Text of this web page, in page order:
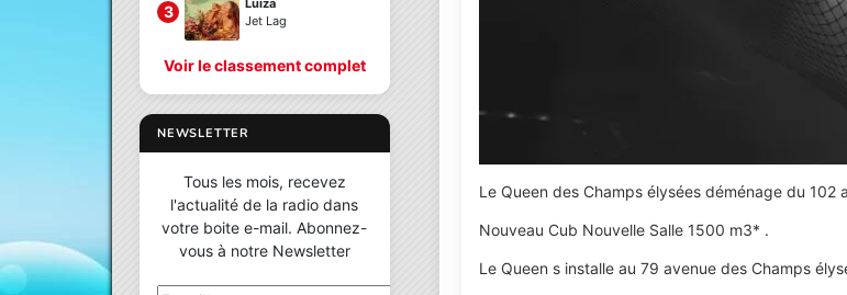
3
Luiza
Jet Lag
Voir le classement complet
NEWSLETTER
Tous les mois, recevez
l'actualité de la radio dans
votre boite e-mail. Abonnez-
vous à notre Newsletter
Le Queen des Champs élysées déménage du 102
Nouveau Cub Nouvelle Salle 1500 m3* .
Le Queen s installe au 79 avenue des Champs